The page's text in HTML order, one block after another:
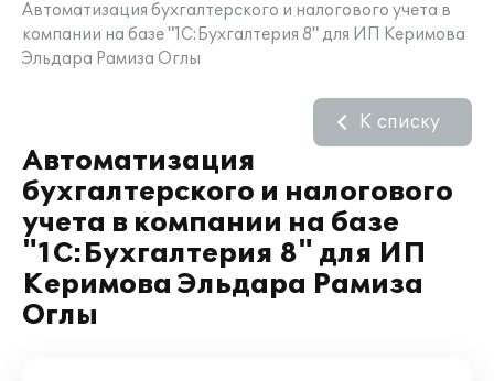
Автоматизация бухгалтерского и налогового учета в
компании на базе "1С:Бухгалтерия 8" для ИП Керимова
Эльдара Рамиза Оглы
Автоматизация
бухгалтерского и налогового
учета в компании на базе
"1С:Бухгалтерия 8" для ИП
Керимова Эльдара Рамиза
Оглы
К списку